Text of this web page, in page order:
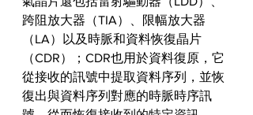
跨阻放大器（TIA）、限幅放大器
（LA）以及時脈和資料恢復晶片
（CDR）；CDR也用於資料復原，它
從接收的訊號中提取資料序列，並恢
復出與資料序列對應的時脈時序訊